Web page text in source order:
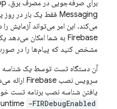
برای صرفه‌جویی در مصرف برق،
Messaging فقط یک بار در روز
می‌کند. این امر می‌تواند آزمایش را
Firebase به شما امکان می‌دهد
مشخص کنید که پیام‌ها را در
آن دستگاه تست توسط یک
سرویس نصب Firebase ارائه
یافتن شناسه نصب برنامه تست
-FIRDebugEnabled